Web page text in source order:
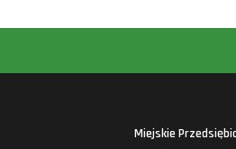
Miejskie